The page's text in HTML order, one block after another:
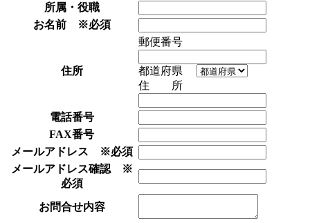
所属・役職
お名前
※必須
住所
郵便番号
都道府県
住 所
電話番号
FAX番号
メールアドレス
※必須
メールアドレス確認
※
必須
お問合せ内容